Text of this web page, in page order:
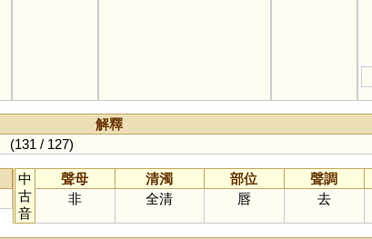
解釋
(131 / 127)
中
古
音
聲母 清濁 部位 聲調
非
全清 唇 去